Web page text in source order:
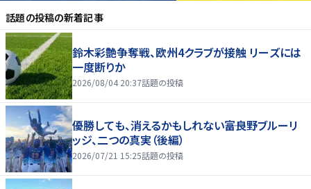
話題の投稿の新着記事
鈴木彩艶争奪戦、欧州4クラブが接触 リーズには
一度断りか
2026/08/04 20:37話題の投稿
優勝しても、消えるかもしれない――富良野ブルーリ
ッジ、二つの真実（後編）
2026/07/21 15:25話題の投稿